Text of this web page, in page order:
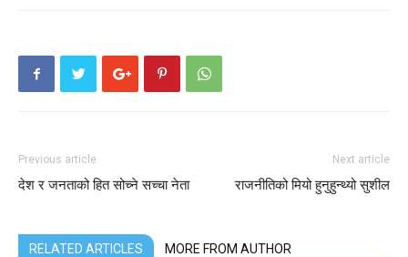
Previous article
देश र जनताको हित सोच्ने सच्चा नेता
Next article
राजनीतिको मियो हुनुहुन्थ्यो सुशील
RELATED ARTICLES MORE FROM AUTHOR